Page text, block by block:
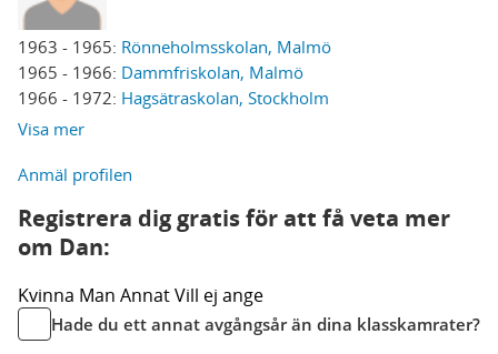
1963 - 1965: Rönneholmsskolan, Malmö
1965 - 1966: Dammfriskolan, Malmö
1966 - 1972: Hagsätraskolan, Stockholm
Visa mer
Anmäl profilen
Registrera dig gratis för att få veta mer
om Dan:
Kvinna Man AnnatVill ej ange
Hade du ett annat avgångsår än dina klasskamrater?